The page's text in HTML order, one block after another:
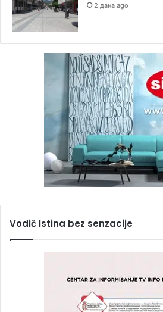
2 дана ago
Vodič Istina bez senzacije